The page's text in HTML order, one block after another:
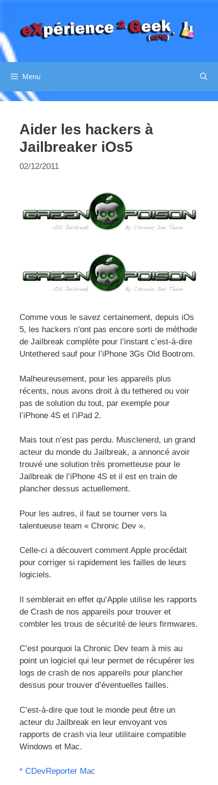
contenu
Menu
Aider les hackers à
Jailbreaker iOs5
02/12/2011
Comme vous le savez certainement, depuis iOs
5, les hackers n’ont pas encore sorti de méthode
de Jailbreak complète pour l’instant c’est-à-dire
Untethered sauf pour l’iPhone 3Gs Old Bootrom.
Malheureusement, pour les appareils plus
récents, nous avons droit à du tethered ou voir
pas de solution du tout, par exemple pour
l’iPhone 4S et l’iPad 2.
Mais tout n’est pas perdu. Musclenerd, un grand
acteur du monde du Jailbreak, a annoncé avoir
trouvé une solution très prometteuse pour le
Jailbreak de l’iPhone 4S et il est en train de
plancher dessus actuellement.
Pour les autres, il faut se tourner vers la
talentueuse team « Chronic Dev ».
Celle-ci a découvert comment Apple procédait
pour corriger si rapidement les failles de leurs
logiciels.
Il semblerait en effet qu’Apple utilise les rapports
de Crash de nos appareils pour trouver et
combler les trous de sécurité de leurs firmwares.
C’est pourquoi la Chronic Dev team à mis au
point un logiciel qui leur permet de récupérer les
logs de crash de nos appareils pour plancher
dessus pour trouver d’éventuelles failles.
C’est-à-dire que tout le monde peut être un
acteur du Jailbreak en leur envoyant vos
rapports de crash via leur utilitaire compatible
Windows et Mac.
* CDevReporter Mac